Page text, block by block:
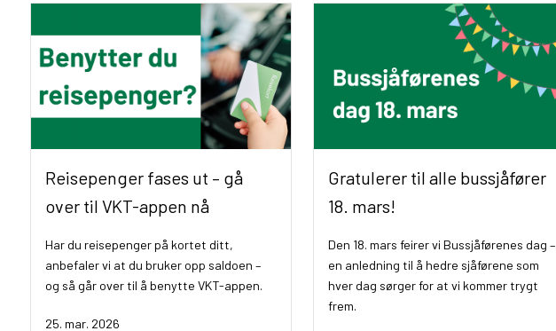
Reisepenger fases ut – gå
over til VKT-appen nå
Har du reisepenger på kortet ditt,
anbefaler vi at du bruker opp saldoen –
og så går over til å benytte VKT-appen.
25. mar. 2026
Gratulerer til alle bussjåfører
18. mars!
Den 18. mars feirer vi Bussjåførenes dag –
en anledning til å hedre sjåførene som
hver dag sørger for at vi kommer trygt
frem.